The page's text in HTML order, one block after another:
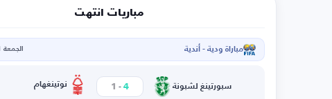
مباريات انتهت
مباراة ودية - أندية الجمعة 31-07-2026
سبورتينغ لشبونة 4
-
1 نوتينغهام